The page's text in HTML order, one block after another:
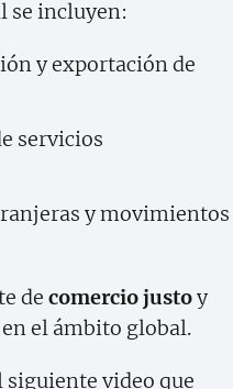
se incluyen:
y exportación de
servicios
y movimientos
de comercio justoy
el ámbito global.
siguiente video que